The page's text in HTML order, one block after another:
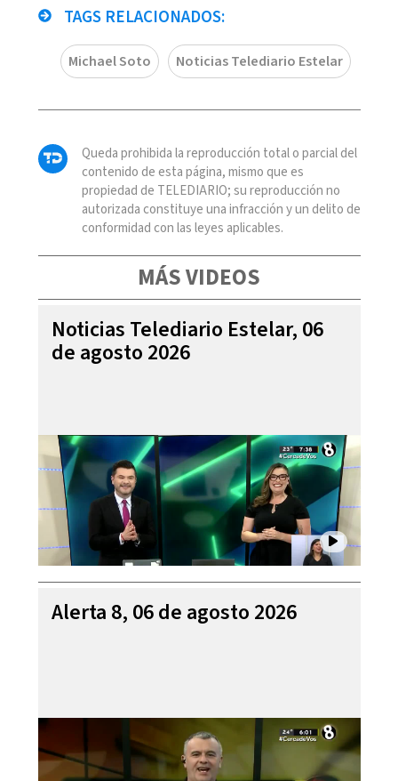
TAGS RELACIONADOS:
Michael Soto Noticias Telediario Estelar
Queda prohibida la reproducción total o parcial del
contenido de esta página, mismo que es
propiedad de TELEDIARIO; su reproducción no
autorizada constituye una infracción y un delito de
conformidad con las leyes aplicables.
MÁS VIDEOS
Noticias Telediario Estelar, 06
de agosto 2026
Alerta 8, 06 de agosto 2026